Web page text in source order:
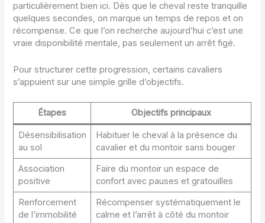
particulièrement bien ici. Dès que le cheval reste tranquille
quelques secondes, on marque un temps de repos et on
récompense. Ce que l’on recherche aujourd’hui c’est une
vraie disponibilité mentale, pas seulement un arrêt figé.
Pour structurer cette progression, certains cavaliers
s’appuient sur une simple grille d’objectifs.
Étapes Objectifs principaux
Désensibilisation
au sol
Habituer le cheval à la présence du
cavalier et du montoir sans bouger
Association
positive
Faire du montoir un espace de
confort avec pauses et gratouilles
Renforcement
de l’immobilité
Récompenser systématiquement le
calme et l’arrêt à côté du montoir